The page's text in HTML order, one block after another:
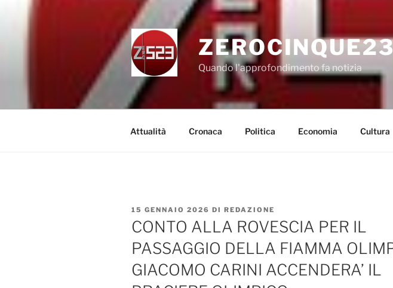
Quando l'approfondimento fa notizia
Attualità Cronaca Politica Economia Cultura
PUBBLICATO
IL
15 GENNAIO 2026 DI REDAZIONE
CONTO ALLA ROVESCIA PER IL
PASSAGGIO DELLA FIAMMA
GIACOMO CARINI ACCENDERA’ IL